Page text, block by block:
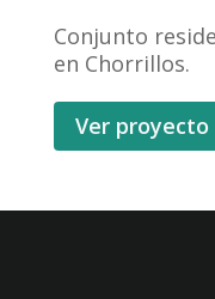
Conjunto
en Chorrillos.
Ver proyecto